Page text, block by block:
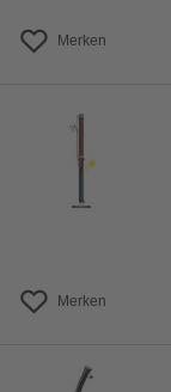
Merken
Merken